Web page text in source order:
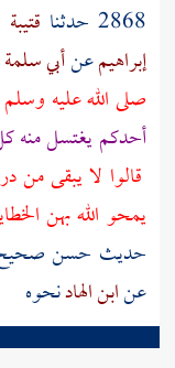
2868 حدثنا
قتيبة
إبراهيمعنأبي
صلى الله عليه
أحدكم يغتسل منه
قالوا لا يبقى
يمحو الله بهن
حديث حسن صحيح
عنابن الهادنحوه